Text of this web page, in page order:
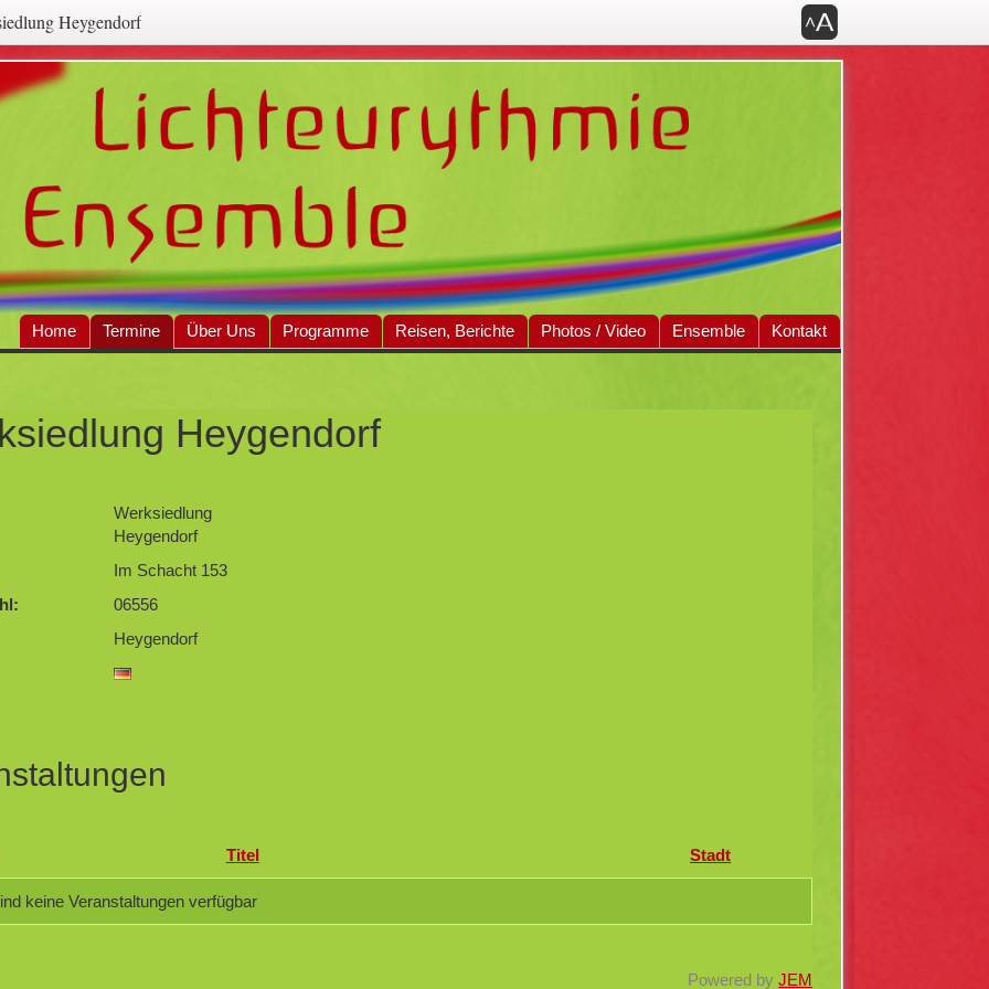
Heygendorf Bedienfeld der
Home Termine Über Uns Programme Reisen, Berichte Photos / Video Ensemble Kontakt
Heygendorf
Werksiedlung
Heygendorf
Im Schacht 153
06556
Heygendorf
Titel Stadt
keine Veranstaltungen verfügbar
Powered byJEM